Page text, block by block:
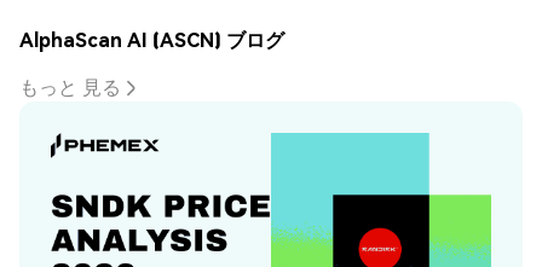
AlphaScan AI (ASCN) ブログ
もっと 見る